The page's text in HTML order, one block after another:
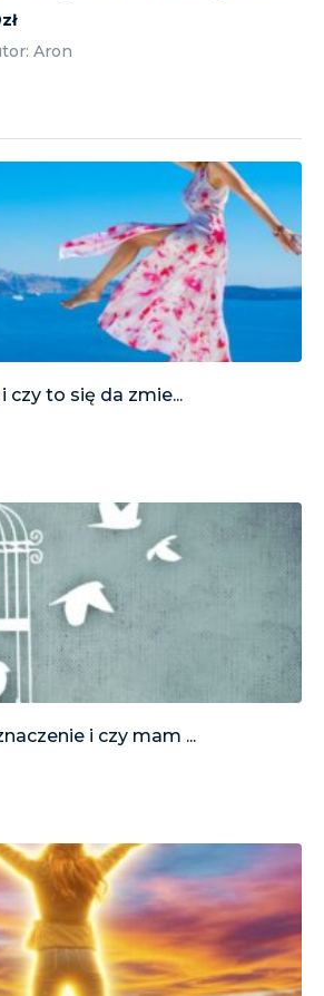
czy to się da zmie...
i czy mam ...
Aron